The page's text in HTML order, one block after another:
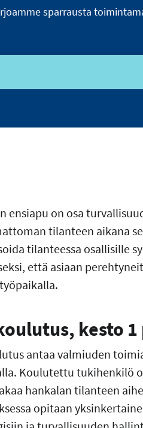
sparrausta
ensiapu on osa
tilanteen aikana
tilanteessa osallisille
että asiaan
kesto 1
antaa valmiuden
Koulutettu tukihenkilö
hankalan tilanteen
opitaan